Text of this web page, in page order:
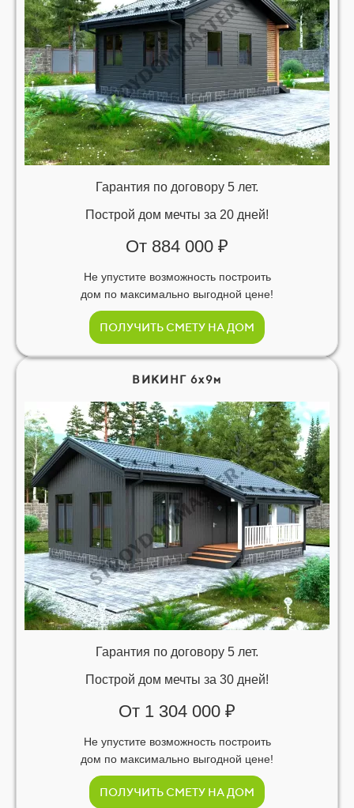
Гарантия по договору 5 лет.
Построй дом мечты за 20 дней!
От 884 000 ₽
Не упустите возможность построить
дом по максимально выгодной цене!
ПОЛУЧИТЬ СМЕТУ НА ДОМ
ВИКИНГ 6х9м
Гарантия по договору 5 лет.
Построй дом мечты за 30 дней!
От 1 304 000 ₽
Не упустите возможность построить
дом по максимально выгодной цене!
ПОЛУЧИТЬ СМЕТУ НА ДОМ